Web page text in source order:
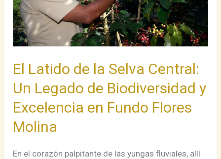
El Latido de la Selva Central:
Un Legado de Biodiversidad y
Excelencia en Fundo Flores
Molina
En el corazón palpitante de las yungas fluviales, allí
Un
Legado
de
Biodiversidad
Excelencia
en
Fundo
Molina